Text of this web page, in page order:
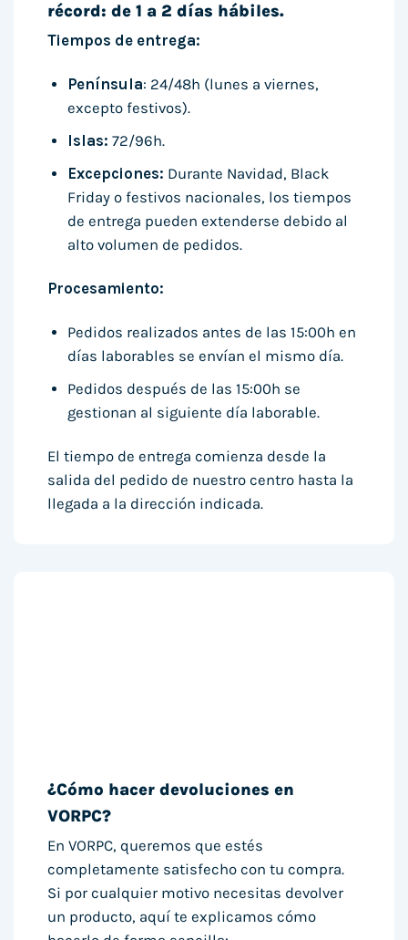
récord: de 1 a 2 días hábiles.
Tiempos de entrega:
Península: 24/48h (lunes a viernes,
excepto festivos).
Islas: 72/96h.
Excepciones: Durante Navidad, Black
Friday o festivos nacionales, los tiempos
de entrega pueden extenderse debido al
alto volumen de pedidos.
Procesamiento:
Pedidos realizados antes de las 15:00h en
días laborables se envían el mismo día.
Pedidos después de las 15:00h se
gestionan al siguiente día laborable.
El tiempo de entrega comienza desde la
salida del pedido de nuestro centro hasta la
llegada a la dirección indicada.
¿Cómo hacer devoluciones en
VORPC?
En VORPC, queremos que estés
completamente satisfecho con tu compra.
Si por cualquier motivo necesitas devolver
un producto, aquí te explicamos cómo